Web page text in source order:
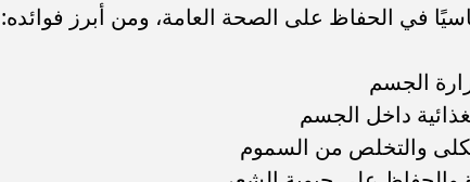
في الحفاظ على الصحة العامة، ومن أبرز فوائده:
الجسم
داخل الجسم
والتخلص من السموم